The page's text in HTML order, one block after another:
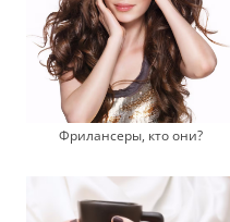
Фрилансеры, кто они?